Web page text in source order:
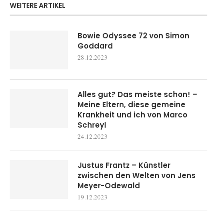
WEITERE ARTIKEL
Bowie Odyssee 72 von Simon
Goddard
28.12.2023
Alles gut? Das meiste schon! –
Meine Eltern, diese gemeine
Krankheit und ich von Marco
Schreyl
24.12.2023
Justus Frantz – Künstler
zwischen den Welten von Jens
Meyer-Odewald
19.12.2023